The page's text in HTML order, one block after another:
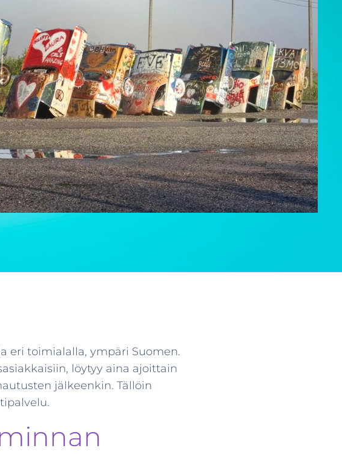
eri toimialalla, ympäri Suomen.
löytyy aina ajoittain
jälkeenkin. Tällöin